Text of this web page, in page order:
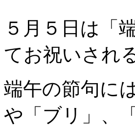
５月５日は「
てお祝いされ
端午の節句に
や「ブリ」、